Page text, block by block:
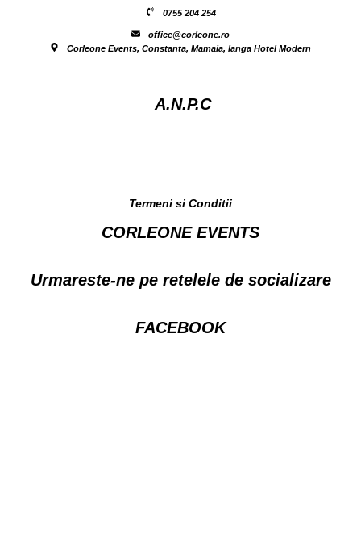
0755 204 254
office@corleone.ro
Corleone Events, Constanta, Mamaia, langa Hotel Modern
A.N.P.C
Termeni si Conditii
CORLEONE EVENTS
Urmareste-ne pe retelele de socializare
FACEBOOK